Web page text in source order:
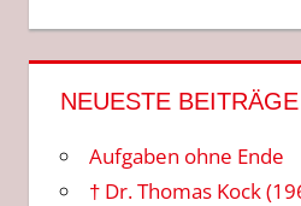
NEUESTE BEITRÄGE
Aufgaben ohne Ende
† Dr. Thomas Kock